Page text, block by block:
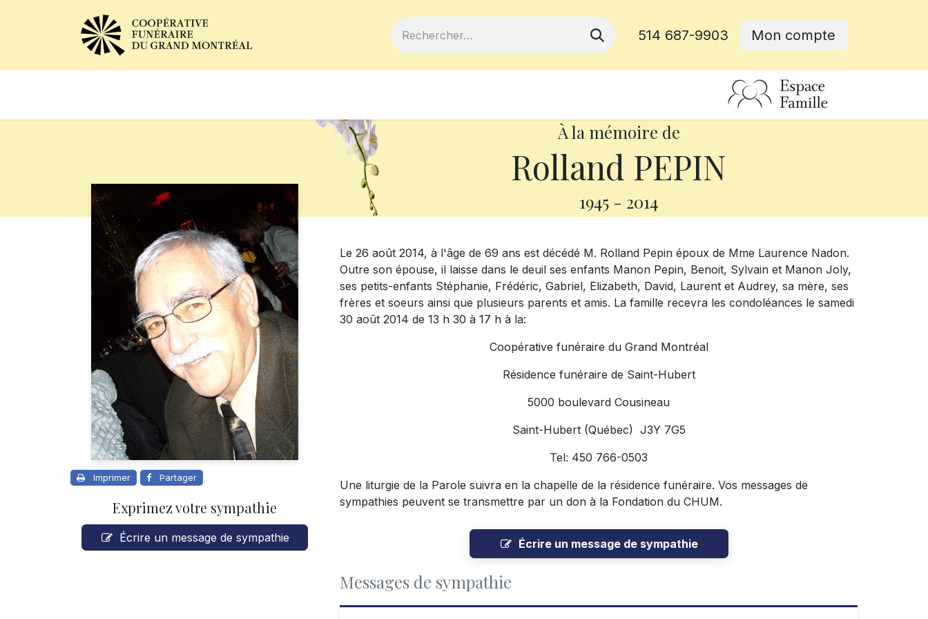
514 687-9903 Mon compte
À la mémoire de
Rolland PEPIN
1945 - 2014
Imprimer Partager
Exprimez votre sympathie
Écrire un message de sympathie
Le 26 août 2014, à l'âge de 69 ans est décédé M. Rolland Pepin époux de Mme Laurence Nadon.
Outre son épouse, il laisse dans le deuil ses enfants Manon Pepin, Benoit, Sylvain et Manon Joly,
ses petits-enfants Stéphanie, Frédéric, Gabriel, Elizabeth, David, Laurent et Audrey, sa mère, ses
frères et soeurs ainsi que plusieurs parents et amis. La famille recevra les condoléances le samedi
30 août 2014 de 13 h 30 à 17 h à la:
Coopérative funéraire du Grand Montréal
Résidence funéraire de Saint-Hubert
5000 boulevard Cousineau
Saint-Hubert (Québec) J3Y 7G5
Tel: 450 766-0503
Une liturgie de la Parole suivra en la chapelle de la résidence funéraire. Vos messages de
sympathies peuvent se transmettre par un don à la Fondation du CHUM.
Écrire un message de sympathie
Messages de sympathie